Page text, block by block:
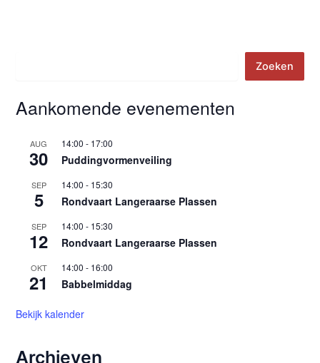
Zoeken
Aankomende evenementen
AUG
30
14:00 - 17:00
Puddingvormenveiling
SEP
5
14:00 - 15:30
Rondvaart Langeraarse Plassen
SEP
12
14:00 - 15:30
Rondvaart Langeraarse Plassen
OKT
21
14:00 - 16:00
Babbelmiddag
Bekijk kalender
Archieven